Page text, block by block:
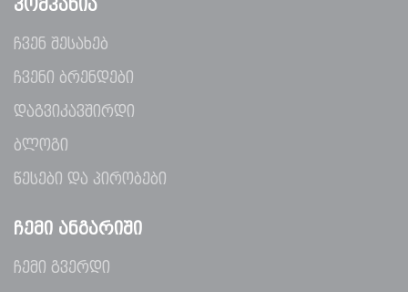
ᲙᲝᲛᲞᲐᲜᲘᲐ
ჩვენ შესახებ
ჩვენი ბრენდები
დაგვიკავშირდი
ბლოგი
წესები და პირობები
ᲩᲔᲛᲘ ᲐᲜᲒᲐᲠᲘᲨᲘ
ჩემი გვერდი